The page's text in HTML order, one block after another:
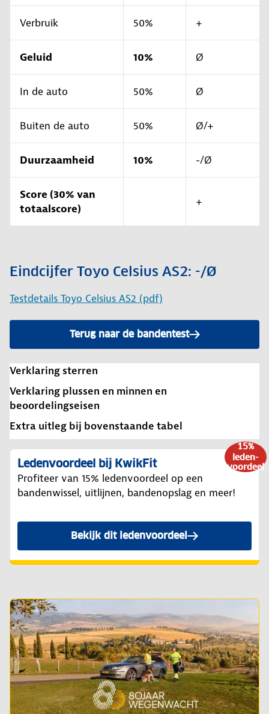
Verbruik 50% +
Geluid 10% Ø
In de auto 50% Ø
Buiten de auto 50% Ø/+
Duurzaamheid 10% -/Ø
Score (30% van
totaalscore)
+
Eindcijfer Toyo Celsius AS2: -/Ø
Testdetails Toyo Celsius AS2 (pdf)
Terug naar de bandentest
Verklaring sterren
Verklaring plussen en minnen en
beoordelingseisen
Extra uitleg bij bovenstaande tabel
15%
leden-
voordeel
Ledenvoordeel bij KwikFit
Profiteer van 15% ledenvoordeel op een
bandenwissel, uitlijnen, bandenopslag en meer!
Bekijk dit ledenvoordeel